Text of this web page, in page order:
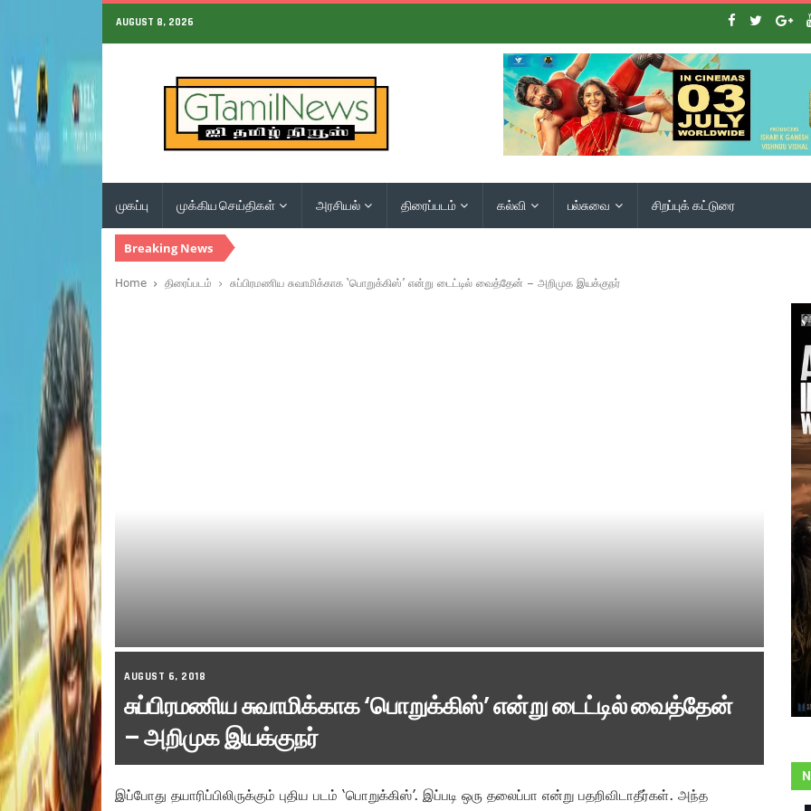
AUGUST 8, 2026
முகப்பு முக்கிய செய்திகள் அரசியல் திரைப்படம் கல்வி பல்சுவை சிறப்புக் கட்டுரை
Breaking News
Home திரைப்படம் சுப்பிரமணிய சுவாமிக்காக ‘பொறுக்கிஸ்’ என்று டைட்டில் வைத்தேன் – அறிமுக இயக்குநர்
AUGUST 6, 2018
சுப்பிரமணிய சுவாமிக்காக ‘பொறுக்கிஸ்’ என்று டைட்டில் வைத்தேன்
– அறிமுக இயக்குநர்
இப்போது தயாரிப்பிலிருக்கும் புதிய படம் ‘பொறுக்கிஸ்’. இப்படி ஒரு தலைப்பா என்று பதறிவிடாதீர்கள். அந்த